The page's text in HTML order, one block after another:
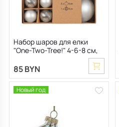
Набор шаров для елки
"One-Two-Tree!" 4-6-8 см,
85 BYN
Новый год